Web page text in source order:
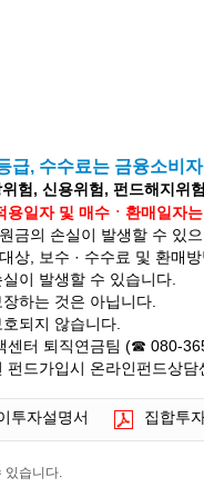
급, 수수료는 금융소비
험, 신용위험, 펀드해지위
용일자 및 매수ㆍ환매일
금의 손실이 발생할 수 있
상, 보수 · 수수료 및 환매
이 발생할 수 있습니다.
하는 것은 아닙니다.
되지 않습니다.
센터 퇴직연금팀 (☎ 080-
펀드가입시 온라인펀드상
투자설명서 집합투
있습니다.